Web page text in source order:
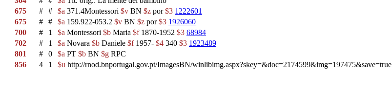
675
# # $a 371.4Montessori $v BN $z por$3 1222601
675
# # $a 159.922-053.2 $v BN $z por$3 1926060
700
# 1 $a Montessori $b Maria $f1870-1952 $3 68984
702
# 1 $a Novara $b Daniele $f1957- $4 340 $3 1923489
801
# 0 $a PT $b BN $g RPC
856
4 1 $u http://rnod.bnportugal.gov.pt/ImagesBN/winlibimg.aspx?skey=&doc=2174599&img=197475&save=true